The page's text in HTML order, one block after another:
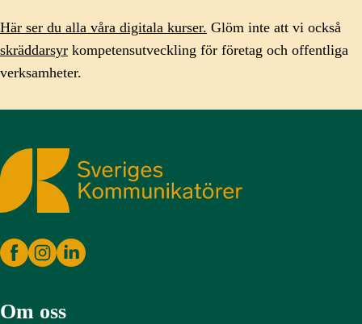
Här ser du alla våra digitala kurser. Glöm inte att vi också
skräddarsyr kompetensutveckling för företag och offentliga
verksamheter.
Sveriges Kommunikatörer
Om oss